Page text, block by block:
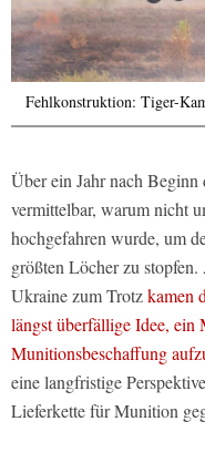
Fehlkonstruktion: Tiger-
Über ein Jahr nach
vermittelbar, warum nicht
hochgefahren wurde, um
größten Löcher zu
Ukraine zum Trotzkamen
längst überfällige Idee,
Munitionsbeschaffung
eine langfristige
Lieferkette für Munition